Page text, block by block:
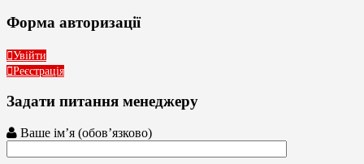
Форма авторизації
Увійти
Реєстрація
Задати питання менеджеру
Ваше ім’я (обов’язково)